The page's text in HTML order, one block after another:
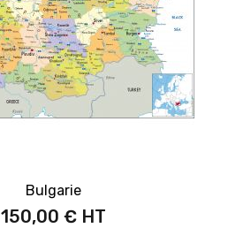
Bulgarie
150,00 €